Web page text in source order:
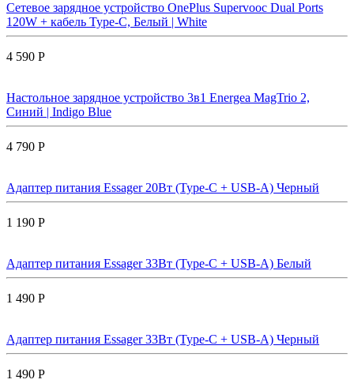
Сетевое зарядное устройство OnePlus Supervooc Dual Ports
120W + кабель Type-C, Белый | White
4 590 Р
Настольное зарядное устройство 3в1 Energea MagTrio 2,
Синий | Indigo Blue
4 790 Р
Адаптер питания Essager 20Вт (Type-C + USB-A) Черный
1 190 Р
Адаптер питания Essager 33Вт (Type-C + USB-A) Белый
1 490 Р
Адаптер питания Essager 33Вт (Type-C + USB-A) Черный
1 490 Р